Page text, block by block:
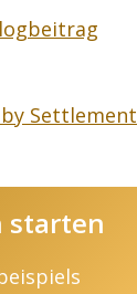
by Settlement
starten